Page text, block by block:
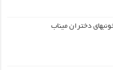
دختران میناب